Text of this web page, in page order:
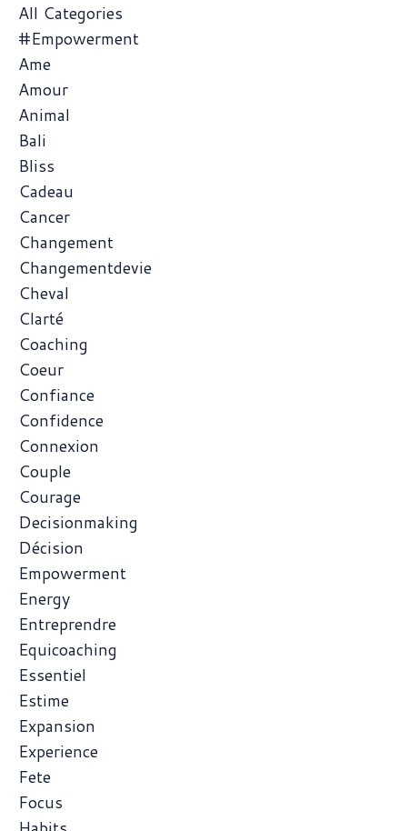
All Categories
#empowerment
Ame
Amour
Animal
Bali
Bliss
Cadeau
Cancer
Changement
Changementdevie
Cheval
Clarté
Coaching
Coeur
Confiance
Confidence
Connexion
Couple
Courage
Decisionmaking
Décision
Empowerment
Energy
Entreprendre
Equicoaching
Essentiel
Estime
Expansion
Experience
Fete
Focus